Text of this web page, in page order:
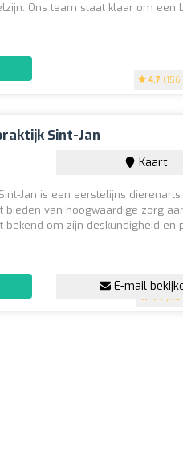
4.7 (156
Ons team staat klaar om een
Sint-Jan
4.4
Kaart
Jan is een eerstelijns dierenarts
bieden van hoogwaardige zorg
bekend om zijn deskundigheid en
E-mail